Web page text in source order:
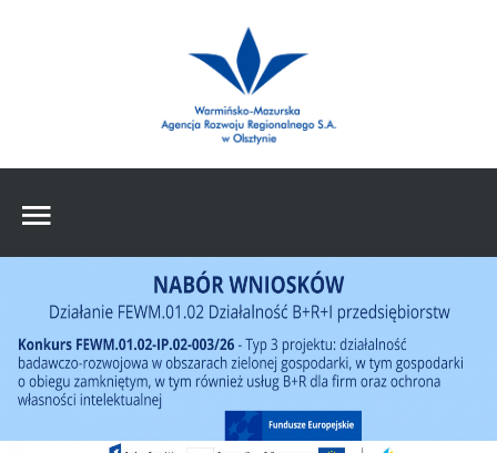
Agencja
FE
RPO
Pożyczki
Pożyczki
Znajdźna stronie
Wpisz czego szukasz